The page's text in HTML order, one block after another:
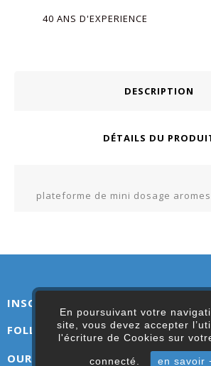
En poursuivant votre
site, vous devez accepter
l'écriture de Cookies sur
connecté. en savoir
40 ANS D'EXPERIENCE
DESCRIPTION
DÉTAILS DU
plateforme de mini dosage aromes
INSCRIVEZ-VOUS ICI
FOLLOW US
OUR LINKS